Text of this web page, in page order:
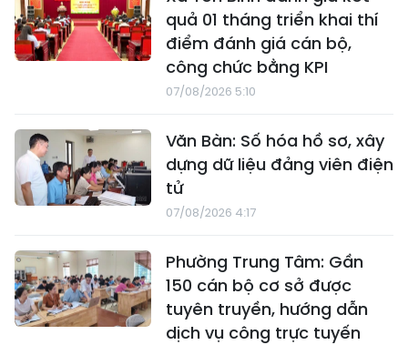
quả 01 tháng triển khai thí
điểm đánh giá cán bộ,
công chức bằng KPI
07/08/2026 5:10
Văn Bàn: Số hóa hồ sơ, xây
dựng dữ liệu đảng viên điện
tử
07/08/2026 4:17
Phường Trung Tâm: Gần
150 cán bộ cơ sở được
tuyên truyền, hướng dẫn
dịch vụ công trực tuyến